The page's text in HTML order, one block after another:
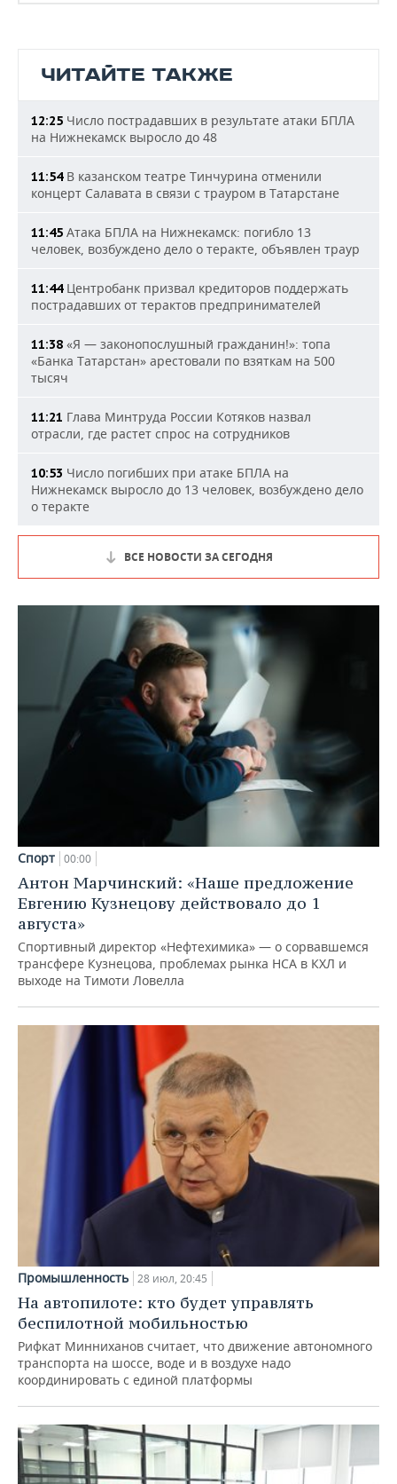
ЧИТАЙТЕ ТАКЖЕ
12:25 Число пострадавших в результате атаки БПЛА
на Нижнекамск выросло до 48
11:54В казанском театре Тинчурина отменили
концерт Салавата в связи с трауром в Татарстане
11:45 Атака БПЛА на Нижнекамск: погибло 13
человек, возбуждено дело о теракте, объявлен траур
11:44Центробанк призвал кредиторов поддержать
пострадавших от терактов предпринимателей
11:38 «Я — законопослушный гражданин!»: топа
«Банка Татарстан» арестовали по взяткам на 500
тысяч
11:21 Глава Минтруда России Котяков назвал
отрасли, где растет спрос на сотрудников
10:53 Число погибших при атаке БПЛА на
Нижнекамск выросло до 13 человек, возбуждено дело
о теракте
ВСЕ НОВОСТИ ЗА СЕГОДНЯ
Спорт 00:00
Антон Марчинский: «Наше предложение
Евгению Кузнецову действовало до 1
августа»
Спортивный директор «Нефтехимика» — о сорвавшемся
трансфере Кузнецова, проблемах рынка НСА в КХЛ и
выходе на Тимоти Ловелла
Промышленность 28 июл, 20:45
На автопилоте: кто будет управлять
беспилотной мобильностью
Рифкат Минниханов считает, что движение автономного
транспорта на шоссе, воде и в воздухе надо
координировать с единой платформы